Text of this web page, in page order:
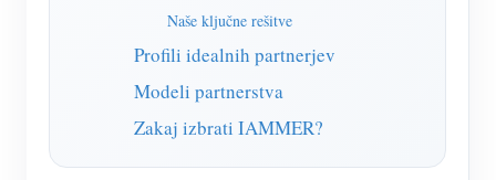
Sistem za napovedovanje in simulacijo energije
Aplikacije
Monitor energije solarnega PV sistema
Naše ključne rešitve
Profili idealnih partnerjev
Modeli partnerstva
Zakaj izbrati IAMMER?